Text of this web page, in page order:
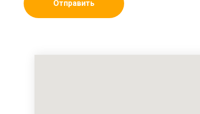
Отправить